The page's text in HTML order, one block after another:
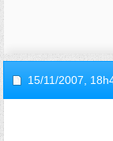
15/11/2007,